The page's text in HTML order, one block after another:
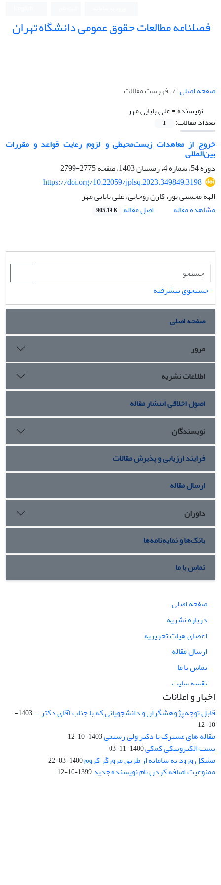
فصلنامه مطالعات حقوق عمومی دانشگاه تهران
صفحه اصلی
فهرست مقالات
نویسنده =علی بابایی مهر
تعداد مقالات:
1
خروج از معاهدات زیست‌محیطی و لزوم رعایت قواعد و مقررات
بین‌المللی
دوره 54، شماره 4، زمستان 1403، صفحه
2775-2799
https://doi.org/10.22059/jplsq.2023.349849.3198
الهه محسنی پور، کارن روحانی، علی بابایی مهر
مشاهده مقاله
اصل مقاله 905.19 K
جستجوی پیشرفته
صفحه اصلی
مرور
اطلاعات نشریه
اصول اخلاقی انتشار مقاله
نویسندگان
فرایند ارزیابی و پذیرش مقالات
ارسال مقاله
داوران
بانک‌ها و نمایه‌نامه‌ها
تماس با ما
صفحه اصلی
درباره نشریه
اعضای هیات تحریریه
ارسال مقاله
تماس با ما
نقشه سایت
اخبار و اعلانات
قابل توجه پژوهشگران و دانشجویانی که با جناب آقای دکتر ...
1403-
10-12
مقاله های مشترک با دکتر ولی رستمی1403-10-12
پست الکترونیکی کمکی1400-11-03
مشکل ورود به سامانه از طریق مرورگر کروم1400-03-22
ممنوعیت اضافه کردن نام نویسنده جدید1399-10-12